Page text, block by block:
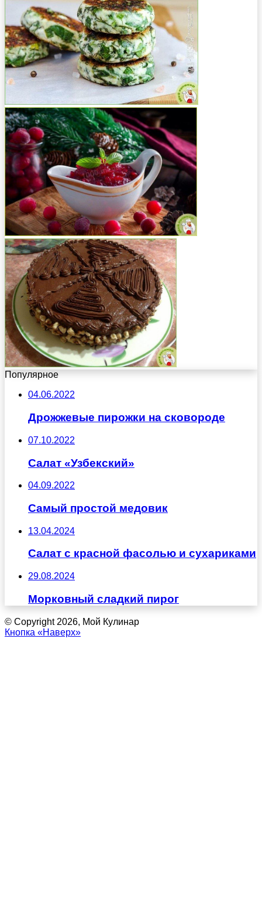
Популярное
04.06.2022
Дрожжевые пирожки на сковороде
07.10.2022
Салат «Узбекский»
04.09.2022
Самый простой медовик
13.04.2024
Салат с красной фасолью и сухариками
29.08.2024
Морковный сладкий пирог
© Copyright 2026, Мой Кулинар
Кнопка «Наверх»